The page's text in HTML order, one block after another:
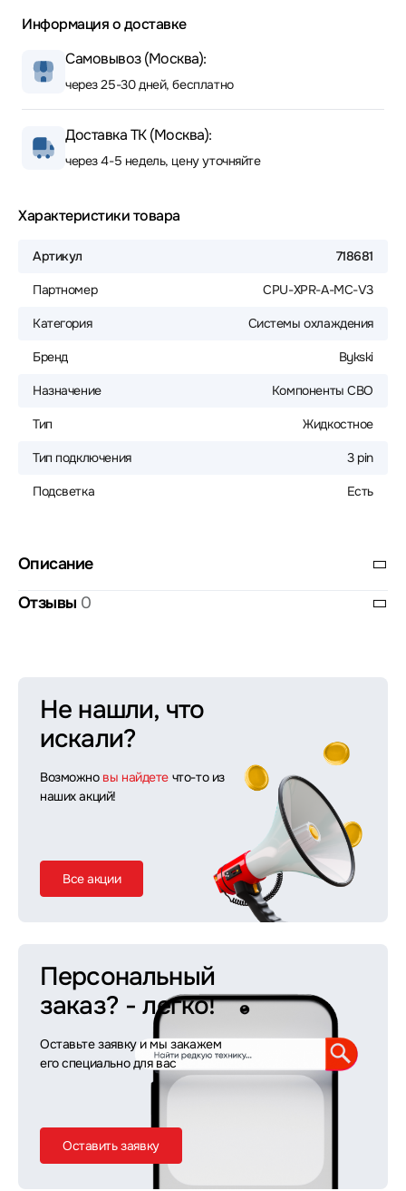
Информация о доставке
Самовывоз (Москва):
через 25-30 дней, бесплатно
Доставка ТК (Москва):
через 4-5 недель, цену уточняйте
Характеристики товара
Артикул 718681
Партномер CPU-XPR-A-MC-V3
Категория Системы охлаждения
Бренд Bykski
Назначение Компоненты СВО
Тип Жидкостное
Тип подключения 3 pin
Подсветка Есть
Описание
Отзывы 0
Не нашли, что
искали?
Возможно вы найдете что-то из
наших акций!
Все акции
Персональный
заказ? - легко!
Оставьте заявку и мы закажем
его специально для вас
Оставить заявку